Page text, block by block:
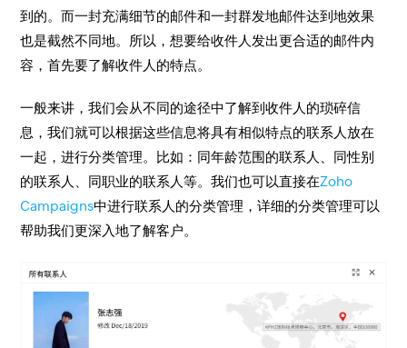
到的。而一封充满细节的邮件和一封群发地邮件达到地效果
也是截然不同地。所以，想要给收件人发出更合适的邮件内
容，首先要了解收件人的特点。
一般来讲，我们会从不同的途径中了解到收件人的琐碎信
息，我们就可以根据这些信息将具有相似特点的联系人放在
一起，进行分类管理。比如：同年龄范围的联系人、同性别
的联系人、同职业的联系人等。我们也可以直接在Zoho
Campaigns中进行联系人的分类管理，详细的分类管理可以
帮助我们更深入地了解客户。